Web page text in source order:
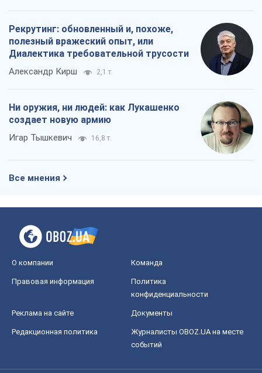
Рекрутинг: обновленный и, похоже,
полезный вражеский опыт, или
Диалектика требовательной трусости
Александр Кирш 2,1 т.
Ни оружия, ни людей: как Лукашенко
создает новую армию
Игар Тышкевич 16,8 т.
Все мнения
О компании Команда
Правовая информация
Политика
конфиденциальности
Реклама на сайте Документы
Редакционная политика
Журналисты OBOZ.UA на месте
событий